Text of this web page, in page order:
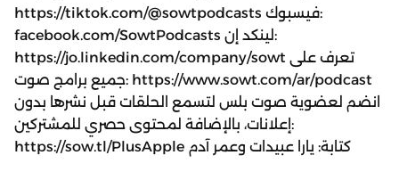
https://tiktok.com/@sowtpodcasts فيسبوك:
facebook.com/SowtPodcasts لينكد إن:
https://jo.linkedin.com/company/sowt تعرف على
جميع برامج صوت: https://www.sowt.com/ar/podcast
انضم لعضوية صوت بلس لتسمع الحلقات قبل نشرها بدون
إعلانات، بالإضافة لمحتوى حصري للمشتركين:
https://sow.tl/PlusApple كتابة: يارا عبيدات وعمر آدم